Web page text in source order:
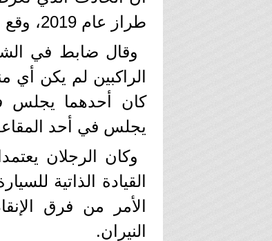
طراز عام 2019، وقع مساء أمس الأول السبت.
وقال ضابط في
الراكبين لم يكن أي
كان أحدهما يجلس
يجلس في أحد
وكان الرجلان
القيادة الذاتية
النيران.